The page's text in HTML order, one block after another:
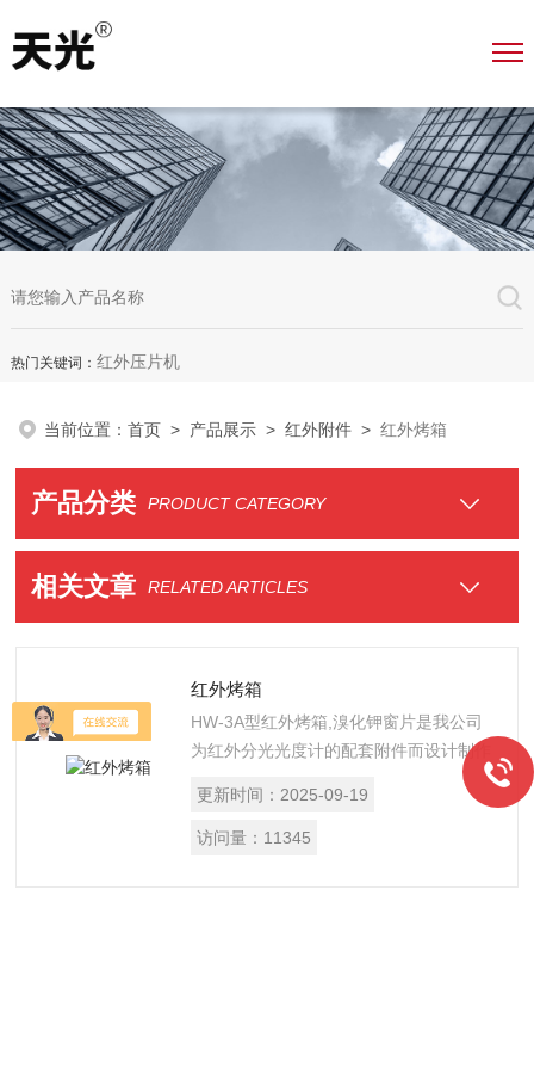
热门关键词： 红外压片机
当前位置：首页 > 产品展示 >红外附件 >红外烤箱
产品分类 PRODUCT CATEGORY
相关文章 RELATED ARTICLES
红外烤箱
HW-3A型红外烤箱,溴化钾窗片是我公司
为红外分光光度计的配套附件而设计制作
的，其主要用途为烘干易潮解的光谱纯溴
化钾。以便于制作规范的红外分析试样。
由于该仪器还配有下置电辅助加热管，所
更新时间： 2025-09-19
访问量： 11345